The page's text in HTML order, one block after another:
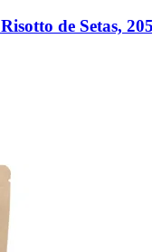
Risotto de Setas,